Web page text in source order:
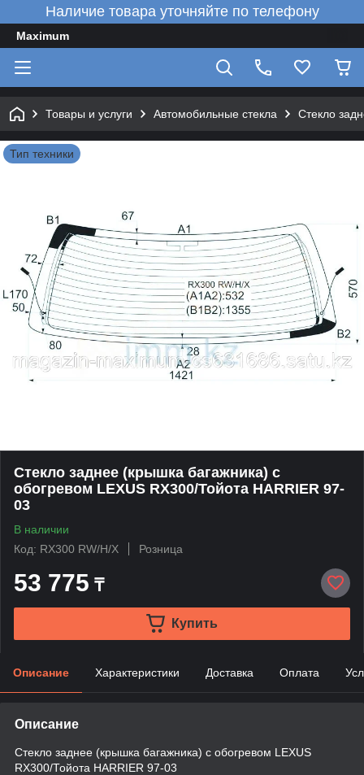
Наличие товара уточняйте по телефону
Maximum
Товары и услуги Автомобильные стекла Стекло
Тип техники
Стекло заднее (крышка багажника) с
обогревом LEXUS RX300/Тойота HARRIER 97-
03
В наличии
Код: RX300 RW/H/X
Розница
53 775 ₸
Купить
Описание Характеристики Доставка Оплата
Описание
Стекло заднее (крышка багажника) с обогревом LEXUS
RX300/Тойота HARRIER 97-03